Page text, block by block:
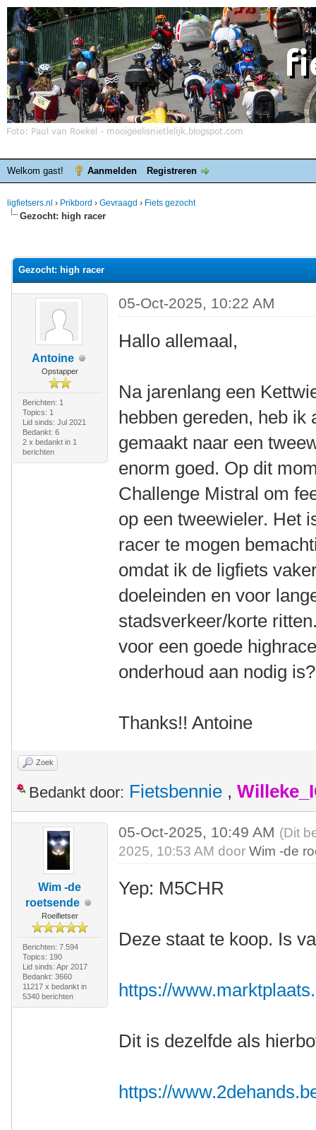
Welkom gast! Aanmelden Registreren
ligfietsers.nl › Prikbord › Gevraagd › Fiets gezocht
Gezocht: high racer
Gezocht: high racer
Antoine
Opstapper
Berichten: 1
Topics: 1
Lid sinds: Jul 2021
Bedankt: 6
2 x bedankt in 1
berichten
05-Oct-2025, 10:22 AM
Hallo allemaal,
Na jarenlang een
hebben gereden, heb ik
gemaakt naar een
enorm goed. Op dit
Challenge Mistral om
op een tweewieler. Het
racer te mogen
omdat ik de ligfiets
doeleinden en voor
stadsverkeer/korte
voor een goede
onderhoud aan nodig
Thanks!! Antoine
Zoek
Bedankt door: Fietsbennie ,
Wim -de
roetsende
Roeifietser
Berichten: 7.594
Topics: 190
Lid sinds: Apr 2017
Bedankt: 3660
11217 x bedankt in
5340 berichten
05-Oct-2025, 10:49 AM (Dit
2025, 10:53 AM doorWim -de
Yep: M5CHR
Deze staat te koop. Is
https://
Dit is dezelfde als
https://